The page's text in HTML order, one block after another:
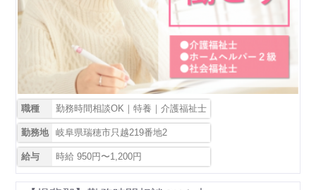
職種 勤務時間相談OK｜特養｜介護福祉士
勤務地 岐阜県瑞穂市只越219番地2
給与 時給 950円〜1,200円